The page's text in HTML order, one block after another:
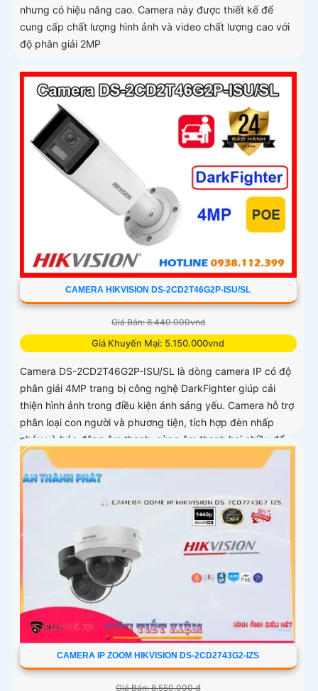
nhưng có hiệu năng cao. Camera này được thiết kế để
cung cấp chất lượng hình ảnh và video chất lượng cao với
độ phân giải 2MP
CAMERA HIKVISION DS-2CD2T46G2P-ISU/SL
Giá Bán: 8.440.000vnd
Giá Khuyến Mại: 5.150.000vnd
Camera DS-2CD2T46G2P-ISU/SL là dòng camera IP có độ
phân giải 4MP trang bị công nghệ DarkFighter giúp cải
thiện hình ảnh trong điều kiện ánh sáng yếu. Camera hỗ trợ
phân loại con người và phương tiện, tích hợp đèn nhấp
nháy và báo động âm thanh, cùng âm thanh hai chiều để
giao tiếp từ xa
CAMERA IP ZOOM HIKVISION DS-2CD2743G2-IZS
Giá Bán: 8,550,000 ₫